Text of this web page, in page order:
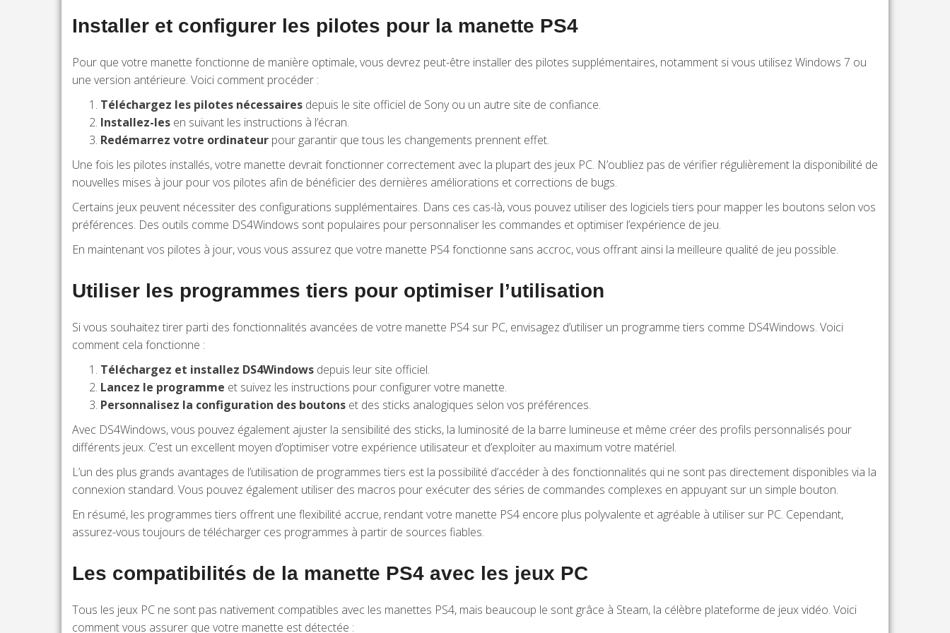
Installer et configurer les pilotes pour la manette PS4
Pour que votre manette fonctionne de manière optimale, vous devrez peut-être installer des pilotes supplémentaires, notamment si vous utilisez Windows 7 ou
une version antérieure. Voici comment procéder :
Téléchargez les pilotes nécessaires depuis le site officiel de Sony ou un autre site de confiance.
Installez-les en suivant les instructions à l’écran.
Redémarrez votre ordinateur pour garantir que tous les changements prennent effet.
Une fois les pilotes installés, votre manette devrait fonctionner correctement avec la plupart des jeux PC. N’oubliez pas de vérifier régulièrement la disponibilité de
nouvelles mises à jour pour vos pilotes afin de bénéficier des dernières améliorations et corrections de bugs.
Certains jeux peuvent nécessiter des configurations supplémentaires. Dans ces cas-là, vous pouvez utiliser des logiciels tiers pour mapper les boutons selon vos
préférences. Des outils comme DS4Windows sont populaires pour personnaliser les commandes et optimiser l’expérience de jeu.
En maintenant vos pilotes à jour, vous vous assurez que votre manette PS4 fonctionne sans accroc, vous offrant ainsi la meilleure qualité de jeu possible.
Utiliser les programmes tiers pour optimiser l’utilisation
Si vous souhaitez tirer parti des fonctionnalités avancées de votre manette PS4 sur PC, envisagez d’utiliser un programme tiers comme DS4Windows. Voici
comment cela fonctionne :
Téléchargez et installez DS4Windows depuis leur site officiel.
Lancez le programme et suivez les instructions pour configurer votre manette.
Personnalisez la configuration des boutons et des sticks analogiques selon vos préférences.
Avec DS4Windows, vous pouvez également ajuster la sensibilité des sticks, la luminosité de la barre lumineuse et même créer des profils personnalisés pour
différents jeux. C’est un excellent moyen d’optimiser votre expérience utilisateur et d’exploiter au maximum votre matériel.
L’un des plus grands avantages de l’utilisation de programmes tiers est la possibilité d’accéder à des fonctionnalités qui ne sont pas directement disponibles via la
connexion standard. Vous pouvez également utiliser des macros pour exécuter des séries de commandes complexes en appuyant sur un simple bouton.
En résumé, les programmes tiers offrent une flexibilité accrue, rendant votre manette PS4 encore plus polyvalente et agréable à utiliser sur PC. Cependant,
assurez-vous toujours de télécharger ces programmes à partir de sources fiables.
Les compatibilités de la manette PS4 avec les jeux PC
Tous les jeux PC ne sont pas nativement compatibles avec les manettes PS4, mais beaucoup le sont grâce à Steam, la célèbre plateforme de jeux vidéo. Voici
comment vous assurer que votre manette est détectée :